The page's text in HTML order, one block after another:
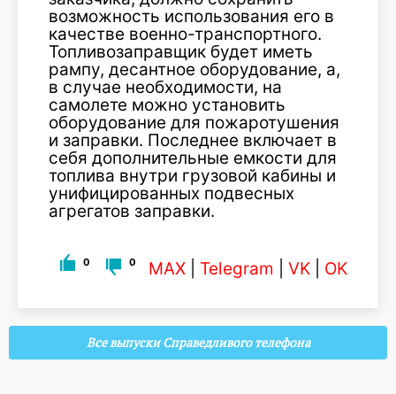
возможность использования его в
качестве военно-транспортного.
Топливозаправщик будет иметь
рампу, десантное оборудование, а,
в случае необходимости, на
самолете можно установить
оборудование для пожаротушения
и заправки. Последнее включает в
себя дополнительные емкости для
топлива внутри грузовой кабины и
унифицированных подвесных
агрегатов заправки.
0 0 MAX Telegram VK OK
Все выпуски Справедливого телефона